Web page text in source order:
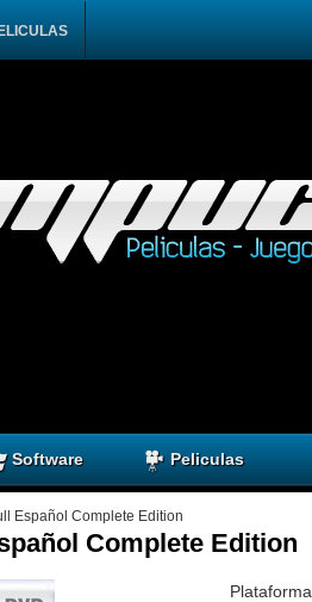
Software Peliculas
Español Complete Edition
Complete Edition
Plataforma